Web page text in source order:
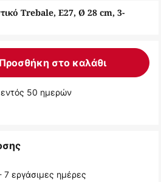
Trebale, E27, Ø 28 cm, 3-
Προσθήκη στο καλάθι
50 ημερών
εργάσιμες ημέρες